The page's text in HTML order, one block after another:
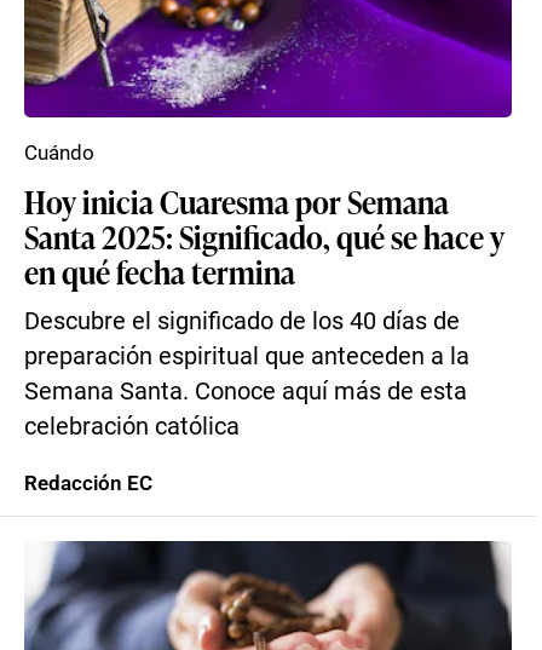
Hoy inicia Cuaresma por Semana
Santa 2025: Significado, qué se hace y
en qué fecha termina
Descubre el significado de los 40 días de
preparación espiritual que anteceden a la
Semana Santa. Conoce aquí más de esta
celebración católica
Cuándo
Redacción EC